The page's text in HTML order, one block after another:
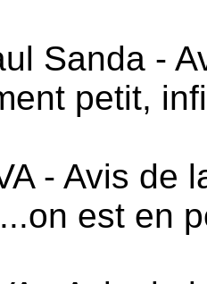
Sanda -
petit,
- Avis de
est en